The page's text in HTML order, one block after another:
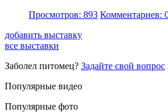
Просмотров: 893 Комментариев:
добавить выставку
все выставки
Заболел питомец? Задайте свой вопрос
Популярные видео
Популярные фото